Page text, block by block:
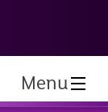
Menu